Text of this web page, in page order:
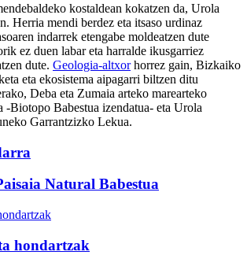
kostaldean kokatzen da, Urola
Herria mendi berdez eta itsaso urdinaz
indarrek etengabe moldeatzen dute
ez duen labar eta harralde ikusgarriez
dute. Geologia-altxorhorrez gain, Bizkaiko
eta ekosistema aipagarri biltzen ditu
Deba eta Zumaia arteko marearteko
-Biotopo Babestua izendatua- eta Urola
Garrantzizko Lekua.
Natural Babestua
hondartzak